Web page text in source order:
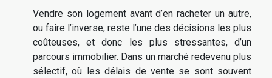
Vendre son logement avant d’en racheter un autre,
ou faire l’inverse, reste l’une des décisions les plus
coûteuses, et donc les plus stressantes, d’un
parcours immobilier. Dans un marché redevenu plus
sélectif, où les délais de vente se sont souvent